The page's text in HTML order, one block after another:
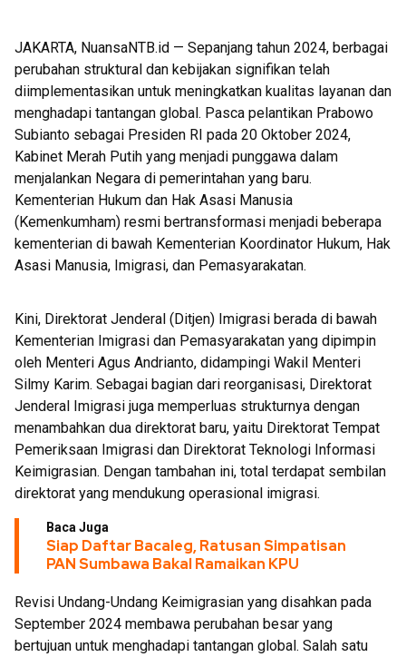
JAKARTA, NuansaNTB.id — Sepanjang tahun 2024, berbagai
perubahan struktural dan kebijakan signifikan telah
diimplementasikan untuk meningkatkan kualitas layanan dan
menghadapi tantangan global. Pasca pelantikan Prabowo
Subianto sebagai Presiden RI pada 20 Oktober 2024,
Kabinet Merah Putih yang menjadi punggawa dalam
menjalankan Negara di pemerintahan yang baru.
Kementerian Hukum dan Hak Asasi Manusia
(Kemenkumham) resmi bertransformasi menjadi beberapa
kementerian di bawah Kementerian Koordinator Hukum, Hak
Asasi Manusia, Imigrasi, dan Pemasyarakatan.
Kini, Direktorat Jenderal (Ditjen) Imigrasi berada di bawah
Kementerian Imigrasi dan Pemasyarakatan yang dipimpin
oleh Menteri Agus Andrianto, didampingi Wakil Menteri
Silmy Karim. Sebagai bagian dari reorganisasi, Direktorat
Jenderal Imigrasi juga memperluas strukturnya dengan
menambahkan dua direktorat baru, yaitu Direktorat Tempat
Pemeriksaan Imigrasi dan Direktorat Teknologi Informasi
Keimigrasian. Dengan tambahan ini, total terdapat sembilan
direktorat yang mendukung operasional imigrasi.
Baca Juga
Siap Daftar Bacaleg, Ratusan Simpatisan
PAN Sumbawa Bakal Ramaikan KPU
Revisi Undang-Undang Keimigrasian yang disahkan pada
September 2024 membawa perubahan besar yang
bertujuan untuk menghadapi tantangan global. Salah satu